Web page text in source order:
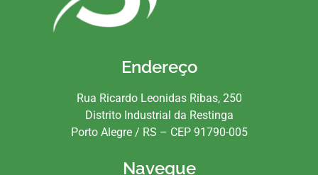
Endereço
Rua Ricardo Leonidas Ribas, 250
Distrito Industrial da Restinga
Porto Alegre / RS – CEP 91790-005
Navegue